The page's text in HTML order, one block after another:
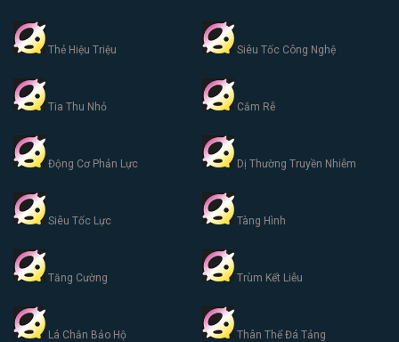
Thẻ Hiệu Triệu Siêu Tốc Công Nghệ
Tia Thu Nhỏ Cắm Rễ
Động Cơ Phản Lực Dị Thường Truyền Nhiễm
Siêu Tốc Lực Tàng Hình
Tăng Cường Trùm Kết Liễu
Lá Chắn Bảo Hộ Thân Thể Đá Tảng